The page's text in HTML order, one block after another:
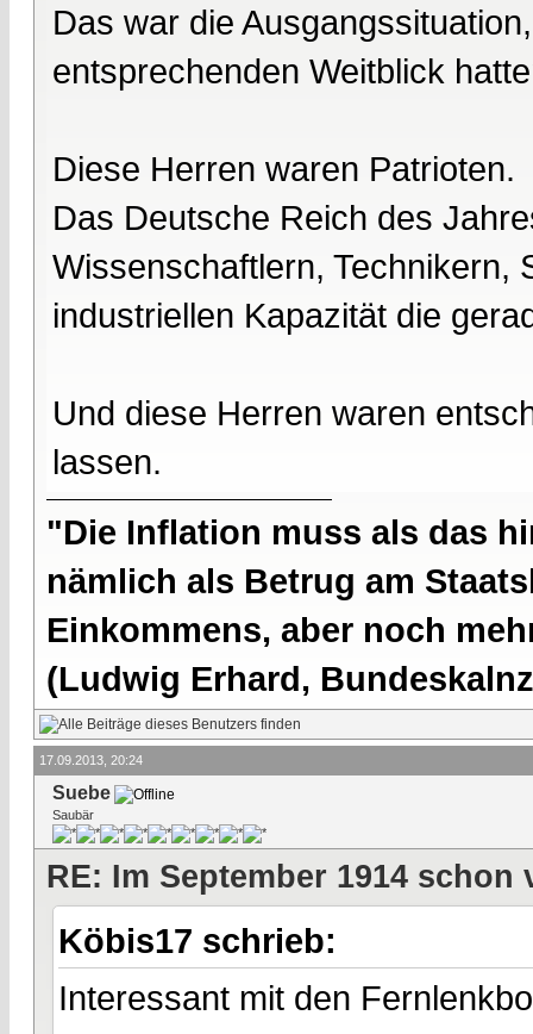
Das war die
entsprechenden Weitblick
Diese Herren waren Patrioten.
Das Deutsche Reich des
Wissenschaftlern, Technikern,
industriellen Kapazität die
Und diese Herren waren
lassen.
"Die Inflation muss als das
nämlich als Betrug am
Einkommens, aber noch
(Ludwig Erhard,
17.09.2013, 20:24
Suebe
Saubär
RE: Im September 1914 schon
Köbis17 schrieb:
Interessant mit den